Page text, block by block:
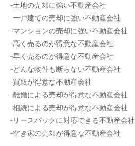
土地の売却に強い不動産会社
一戸建ての売却に強い不動産会社
マンションの売却に強い不動産会社
高く売るのが得意な不動産会社
早く売るのが得意な不動産会社
どんな物件も断らない不動産会社
買取が得意な不動産会社
離婚による売却が得意な不動産会社
相続による売却が得意な不動産会社
リースバックに対応できる不動産会社
空き家の売却が得意な不動産会社